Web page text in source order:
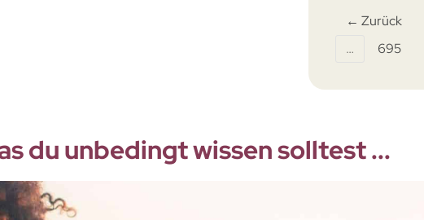
← Zurück
…
695
du unbedingt wissen solltest ...